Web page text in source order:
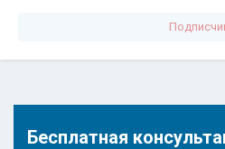
Бесплатная